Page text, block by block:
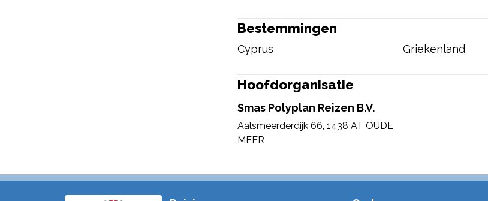
Bestemmingen
Cyprus Griekenland
Hoofdorganisatie
Smas Polyplan Reizen B.V.
Aalsmeerderdijk 66, 1438 AT OUDE
MEER